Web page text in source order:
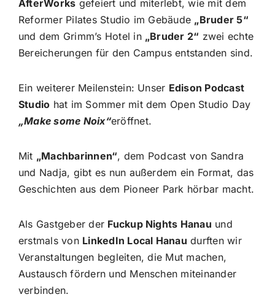
AfterWorks gefeiert und miterlebt, wie mit dem
Reformer Pilates Studio im Gebäude „Bruder 5“
und dem Grimm’s Hotel in „Bruder 2“ zwei echte
Bereicherungen für den Campus entstanden sind.
Ein weiterer Meilenstein: Unser Edison Podcast
Studio hat im Sommer mit dem Open Studio Day
„Make some Noix“eröffnet.
Mit „Machbarinnen“, dem Podcast von Sandra
und Nadja, gibt es nun außerdem ein Format, das
Geschichten aus dem Pioneer Park hörbar macht.
Als Gastgeber der Fuckup Nights Hanau und
erstmals von LinkedIn Local Hanau durften wir
Veranstaltungen begleiten, die Mut machen,
Austausch fördern und Menschen miteinander
verbinden.